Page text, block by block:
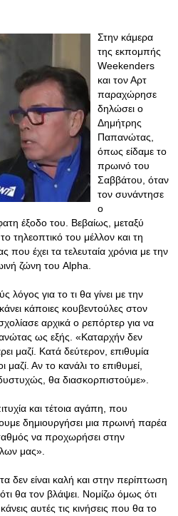
Στην κάμερα
της εκπομπής
Weekenders
και τον Αρτ
παραχώρησε
δηλώσει ο
Δημήτρης
Παπανώτας,
όπως είδαμε το
πρωινό του
Σαββάτου, όταν
τον συνάντησε
ο
έξοδο του. Βεβαίως, μεταξύ
τηλεοπτικό του μέλλον και τη
που έχει τα τελευταία χρόνια με την
ζώνη του Alpha.
λόγος για το τι θα γίνει με την
κάποιες κουβεντούλες στον
αρχικά ο ρεπόρτερ για να
ως εξής. «Καταρχήν δεν
μαζί. Κατά δεύτερον, επιθυμία
μαζί. Αν το κανάλι το επιθυμεί,
θα διασκορπιστούμε».
και τέτοια αγάπη, που
δημιουργήσει μια πρωινή παρέα
να προχωρήσει στην
μας».
δεν είναι καλή και στην περίπτωση
θα τον βλάψει. Νομίζω όμως ότι
αυτές τις κινήσεις που θα το